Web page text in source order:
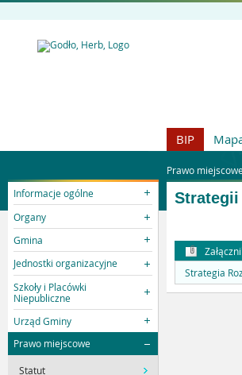
BIP
Prawo
Informacje ogólne
Organy
Gmina
Jednostki organizacyjne
Szkoły i Placówki
Niepubliczne
Urząd Gminy
Prawo miejscowe
Statut
Strategii
Strategia